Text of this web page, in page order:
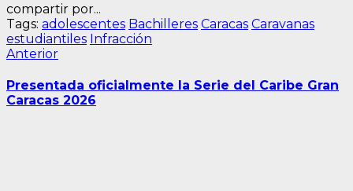
compartir por...
Tags: adolescentes Bachilleres Caracas Caravanas
estudiantiles Infracción
Navegación
de
entradas
AnteriorEntrada
Presentada oficialmente la Serie del Caribe Gran
Caracas 2026